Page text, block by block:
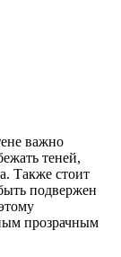
важно
теней,
Также стоит
подвержен
прозрачным